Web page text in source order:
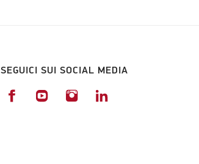
SEGUICI SUI SOCIAL MEDIA